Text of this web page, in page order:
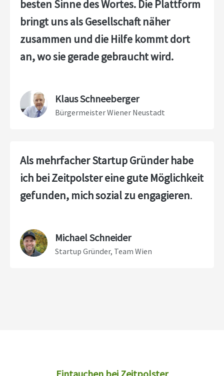
besten Sinne des Wortes. Die Plattform
bringt uns als Gesellschaft näher
zusammen und die Hilfe kommt dort
an, wo sie gerade gebraucht wird.
Klaus Schneeberger
Bürgermeister Wiener Neustadt
Als mehrfacher Startup Gründer habe
ich bei Zeitpolster eine gute Möglichkeit
gefunden, mich sozial zu engagieren.
Michael Schneider
Startup Gründer, Team Wien